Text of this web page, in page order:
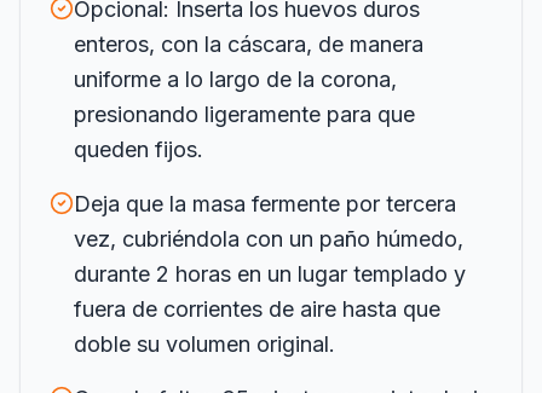
Opcional: Inserta los huevos duros
enteros, con la cáscara, de manera
uniforme a lo largo de la corona,
presionando ligeramente para que
queden fijos.
Deja que la masa fermente por tercera
vez, cubriéndola con un paño húmedo,
durante 2 horas en un lugar templado y
fuera de corrientes de aire hasta que
doble su volumen original.